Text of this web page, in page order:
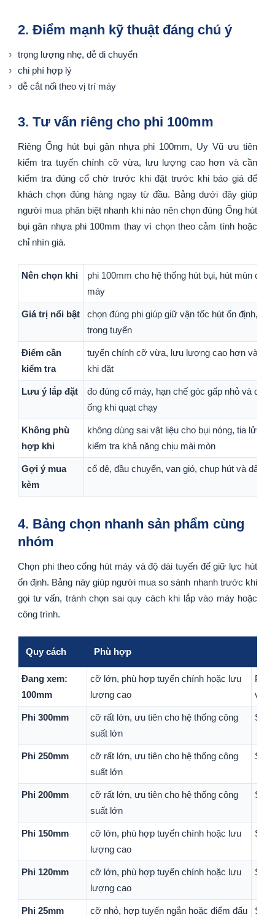
2. Điểm mạnh kỹ thuật đáng chú ý
trọng lượng nhẹ, dễ di chuyển
chi phí hợp lý
dễ cắt nối theo vị trí máy
3. Tư vấn riêng cho phi 100mm
Riêng Ống hút bụi gân nhựa phi 100mm, Uy Vũ ưu tiên
kiểm tra tuyến chính cỡ vừa, lưu lượng cao hơn và cần
kiểm tra đúng cổ chờ trước khi đặt trước khi báo giá để
khách chọn đúng hàng ngay từ đầu. Bảng dưới đây giúp
người mua phân biệt nhanh khi nào nên chọn đúng Ống hút
bụi gân nhựa phi 100mm thay vì chọn theo cảm tính hoặc
chỉ nhìn giá.
Nên chọn khi
phi 100mm cho hệ thống hút bụi, hút mùn
máy
Giá trị nổi bật
chọn đúng phi giúp giữ vận tốc hút ổn định,
trong tuyến
Điểm cần
kiểm tra
tuyến chính cỡ vừa, lưu lượng cao hơn và
khi đặt
Lưu ý lắp đặt
đo đúng cổ máy, hạn chế góc gấp nhỏ và
ống khi quạt chạy
Không phù
hợp khi
không dùng sai vật liệu cho bụi nóng, tia lửa
kiểm tra khả năng chịu mài mòn
Gợi ý mua
kèm
cổ dê, đầu chuyển, van gió, chụp hút và dây
4. Bảng chọn nhanh sản phẩm cùng
nhóm
Chọn phi theo cổng hút máy và độ dài tuyến để giữ lực hút
ổn định. Bảng này giúp người mua so sánh nhanh trước khi
gọi tư vấn, tránh chọn sai quy cách khi lắp vào máy hoặc
công trình.
Quy cách Phù hợp
Đang xem:
100mm
cỡ lớn, phù hợp tuyến chính hoặc lưu
lượng cao
Phù
với
Phi 300mm
cỡ rất lớn, ưu tiên cho hệ thống công
suất lớn
Sản
Phi 250mm
cỡ rất lớn, ưu tiên cho hệ thống công
suất lớn
Sản
Phi 200mm
cỡ rất lớn, ưu tiên cho hệ thống công
suất lớn
Sản
Phi 150mm
cỡ lớn, phù hợp tuyến chính hoặc lưu
lượng cao
Sản
Phi 120mm
cỡ lớn, phù hợp tuyến chính hoặc lưu
lượng cao
Sản
Phi 25mm
cỡ nhỏ, hợp tuyến ngắn hoặc điểm đấu
Sản